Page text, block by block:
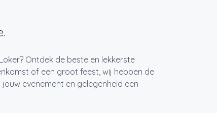
Ontdek de beste en lekkerste
of een groot feest, wij hebben de
evenement en gelegenheid een